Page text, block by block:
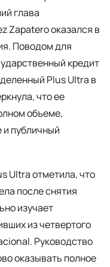
глава
Zapatero оказался в
Поводом для
кредит
Plus Ultra в
что ее
объеме,
и публичный
Ultra отметила, что
после снятия
изучает
из четвертого
Руководство
оказывать полное